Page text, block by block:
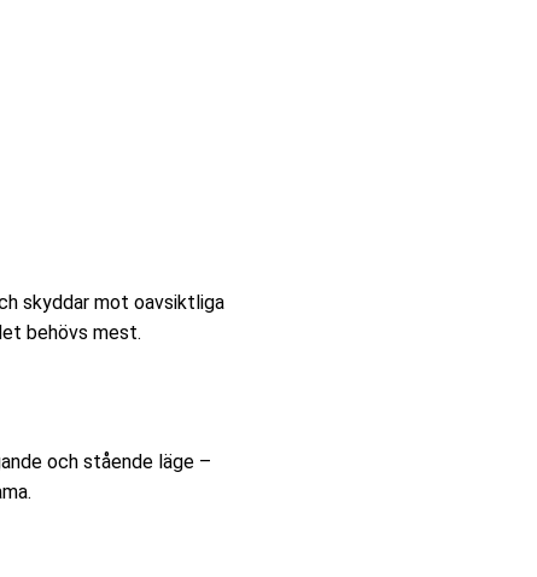
skyddar mot oavsiktliga
behövs mest.
och stående läge –